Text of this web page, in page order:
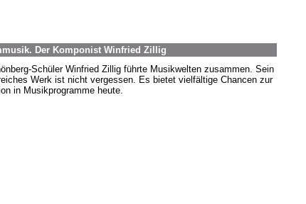
Der Komponist Winfried Zillig
Schüler Winfried Zillig führte Musikwelten zusammen. Sein
Werk ist nicht vergessen. Es bietet vielfältige Chancen zur
in Musikprogramme heute.